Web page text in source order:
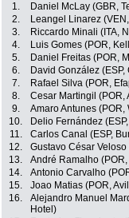
1. Daniel McLay (GBR,
2.
Leangel Linarez
3.
Riccardo Minali (ITA,
4.
Luis Gomes (POR,
5.
Daniel Freitas (POR,
6.
David González
7.
Rafael Silva (POR,
8.
Cesar Martingil (POR,
9.
Amaro Antunes (POR,
10.
Delio Fernández
11.
Carlos Canal (ESP,
12.
Gustavo César Veloso
13.
André Ramalho
14.
Antonio Carvalho
15.
Joao Matias (POR,
16.
Alejandro Manuel
Hotel)